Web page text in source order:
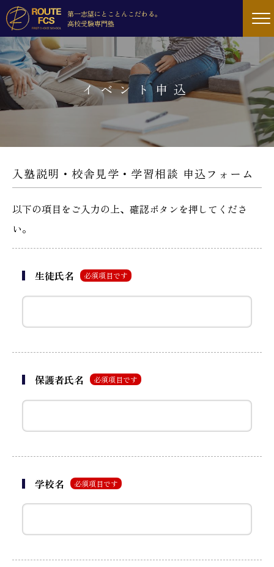
第一志望にとことんこだわる。
高校受験専門塾
イベント申込
入塾説明・校舎見学・学習相談 申込フォーム
以下の項目をご入力の上、確認ボタンを押してくださ
い。
生徒氏名 必須項目です
保護者氏名 必須項目です
学校名 必須項目です